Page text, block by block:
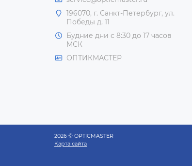
196070, г. Санкт-Петербург, ул.
Победы д. 11
Будние дни с 8:30 до 17 часов
МСК
ОПТИКМАСТЕР
2026 © OPTICMASTER
Карта сайта